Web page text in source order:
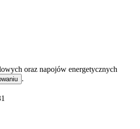
oraz napojów energetycznych
.